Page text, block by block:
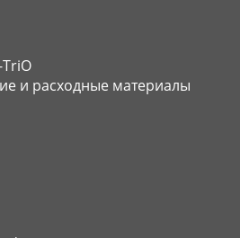
и расходные материалы